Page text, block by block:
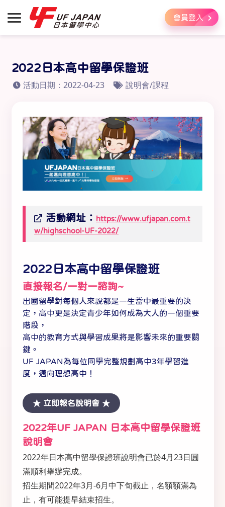
會員登入
2022日本高中留學保證班
活動日期：2022-04-23 說明會/課程
活動網址：
https://www.ufjapan.com.t
w/highschool-UF-2022/
2022日本高中留學保證班
直接報名/一對一諮詢~
出國留學對每個人來說都是一生當中最重要的決
定，高中更是決定青少年如何成為大人的一個重要
階段，
高中的教育方式與學習成果將是影響未來的重要關
鍵。
UF JAPAN為每位同學完整規劃高中3年學習進
度，邁向理想高中！
★ 立即報名說明會 ★
2022年UF JAPAN 日本高中留學保證班
說明會
2022年日本高中留學保證班說明會已於4月23日圓
滿順利舉辦完成。
招生期間2022年3月-6月中下旬截止，名額額滿為
止，有可能提早結束招生。